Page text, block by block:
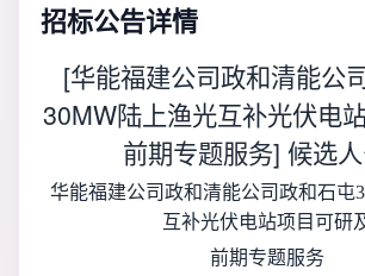
招标公告详情
[华能福建公司政和清能公
30MW陆上渔光互补光伏电
前期专题服务] 候选
华能福建公司政和清能公司政和石屯
互补光伏电站项目可研
前期专题服务